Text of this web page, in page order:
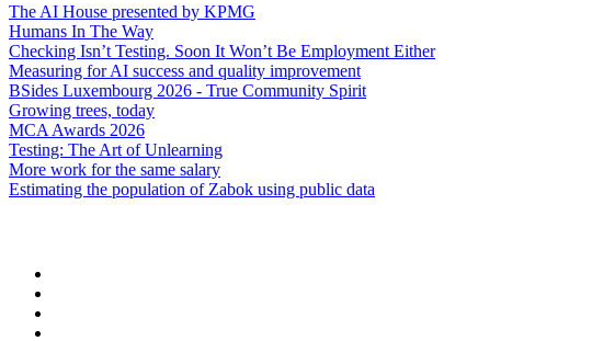
The AI House presented by KPMG
Humans In The Way
Checking Isn’t Testing. Soon It Won’t Be Employment Either
Measuring for AI success and quality improvement
BSides Luxembourg 2026 - True Community Spirit
Growing trees, today
MCA Awards 2026
Testing: The Art of Unlearning
More work for the same salary
Estimating the population of Zabok using public data